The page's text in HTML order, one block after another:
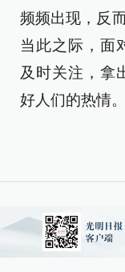
频频出现，反
当此之际，面
及时关注，拿
好人们的热情